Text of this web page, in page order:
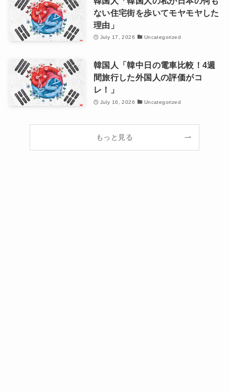
ない住宅街を歩いてモヤモヤした
理由」
July 17, 2026 Uncategorized
韓国人「韓中日の電車比較！4週
間旅行した外国人の評価がコ
レ！」
July 16, 2026 Uncategorized
もっと見る